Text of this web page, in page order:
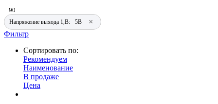
90
Напряжение выхода 1,В: 5В
×
Фильтр
Сортировать по:
Рекомендуем
Наименование
В продаже
Цена